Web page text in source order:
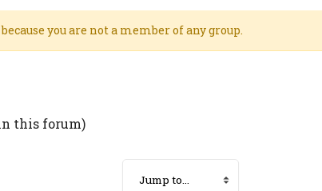
you are not a member of any group.
this forum)